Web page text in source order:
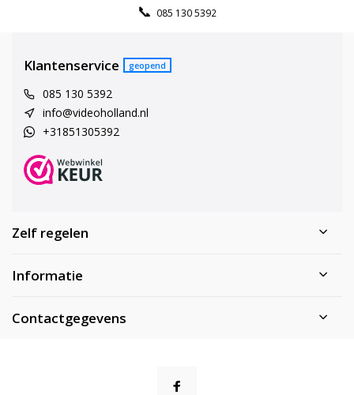
085 130 5392
Klantenservice geopend
085 130 5392
info@videoholland.nl
+31851305392
Zelf regelen
Informatie
Contactgegevens